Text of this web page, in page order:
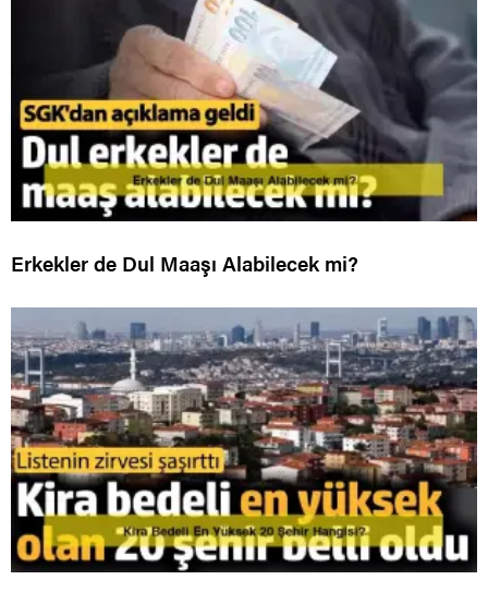
Erkekler de Dul Maaşı Alabilecek mi?